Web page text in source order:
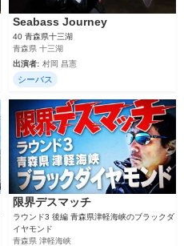
Seabass Journey
40 青森県十三湖
青森県 十三湖
出演者: 村岡 昌憲
シーバス
限界デスマッチ
ラウンド3 後編 青森県津軽海峡のブラックダ
イヤモンド
青森県 津軽海峡